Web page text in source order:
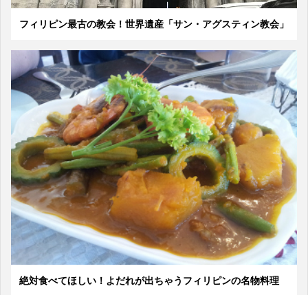
フィリピン最古の教会！世界遺産「サン・アグスティン教会」
絶対食べてほしい！よだれが出ちゃうフィリピンの名物料理